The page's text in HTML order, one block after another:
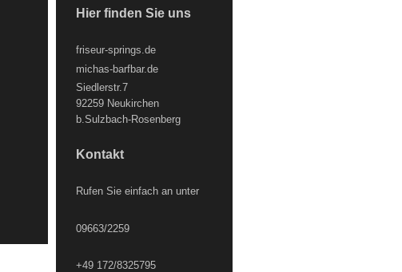
Hier finden Sie uns
friseur-springs.de
michas-barfbar.de
Siedlerstr.7
92259 Neukirchen
b.Sulzbach-Rosenberg
Kontakt
Rufen Sie einfach an unter
09663/2259
+49 172/8325795